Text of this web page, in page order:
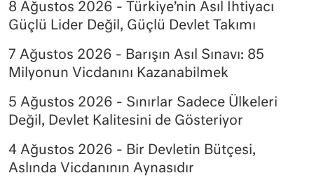
8 Ağustos 2026 - Türkiye’nin Asıl İhtiyacı
Güçlü Lider Değil, Güçlü Devlet Takımı
7 Ağustos 2026 - Barışın Asıl Sınavı: 85
Milyonun Vicdanını Kazanabilmek
5 Ağustos 2026 - Sınırlar Sadece Ülkeleri
Değil, Devlet Kalitesini de Gösteriyor
4 Ağustos 2026 - Bir Devletin Bütçesi,
Aslında Vicdanının Aynasıdır